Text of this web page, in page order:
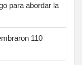
para abordar la
110